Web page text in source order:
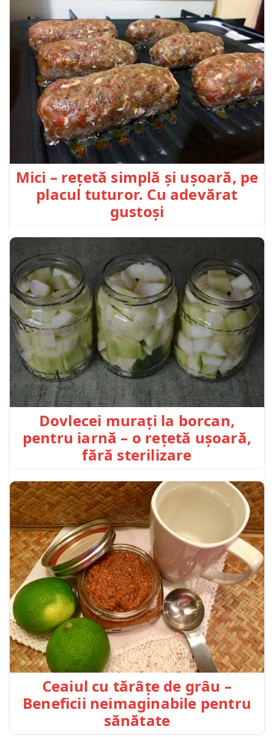
Mici – rețetă simplă și ușoară, pe
placul tuturor. Cu adevărat
gustoși
Dovlecei murați la borcan,
pentru iarnă – o rețetă ușoară,
fără sterilizare
Ceaiul cu tărâțe de grâu –
Beneficii neimaginabile pentru
sănătate